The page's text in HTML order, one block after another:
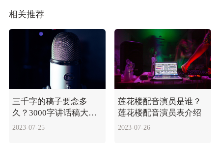
相关推荐
三千字的稿子要念多
久？3000字讲话稿大概
需多长时间？
2023-07-25
莲花楼配音演员是谁？
莲花楼配音演员表介绍
2023-07-26